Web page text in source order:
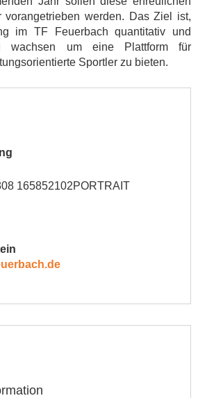
vorangetrieben werden. Das Ziel ist,
im TF Feuerbach quantitativ und
wachsen um eine Plattform für
Sportler zu bieten.